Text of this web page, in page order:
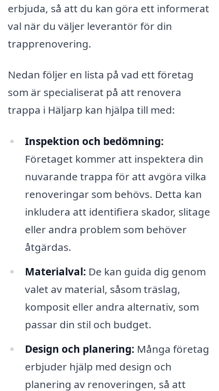
erbjuda, så att du kan göra ett informerat
val när du väljer leverantör för din
trapprenovering.
Nedan följer en lista på vad ett företag
som är specialiserat på att renovera
trappa i Häljarp kan hjälpa till med:
Inspektion och bedömning:
Företaget kommer att inspektera din
nuvarande trappa för att avgöra vilka
renoveringar som behövs. Detta kan
inkludera att identifiera skador, slitage
eller andra problem som behöver
åtgärdas.
Materialval: De kan guida dig genom
valet av material, såsom träslag,
komposit eller andra alternativ, som
passar din stil och budget.
Design och planering: Många företag
erbjuder hjälp med design och
planering av renoveringen, så att